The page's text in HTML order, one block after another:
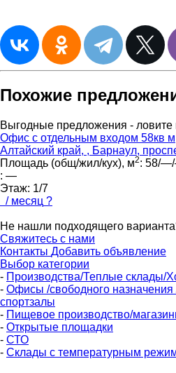
Похожие
Выгодные предложения - ловите
Офис с отдельным входом 58кв м
Алтайский край, , Барнаул,
Площадь (общ/жил/кух), м2: 58/
: —
Этаж: 1/7
/ месяц ?
Не нашли подходящего
Свяжитесь с нами
Контакты Добавить объявление
Выбор категории
- Производства/Теплые склады/
- Офисы /свободного
спортзалы
- Пищевое производство/
- Открытые площадки
- СТО
- Склады с температурным